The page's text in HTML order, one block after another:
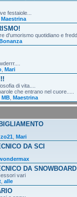
festaiole...
Maestrina
d'umorismo quotidiano e
Mari
di vita....
che entrano nel cuore.....
MB Maestrina
Mari
DA SCI
DA SNOWBOARD
vari
alle